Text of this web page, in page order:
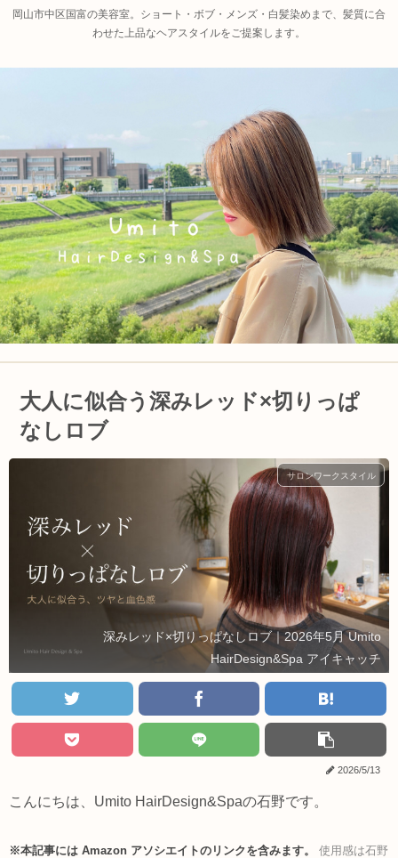
岡山市中区国富の美容室。ショート・ボブ・メンズ・白髪染めまで、髪質に合
わせた上品なヘアスタイルをご提案します。
大人に似合う深みレッド×切りっぱ
なしロブ
サロンワークスタイル
深みレッド×切りっぱなしロブ｜2026年5月 Umito
HairDesign&Spa アイキャッチ
2026/5/13
こんにちは、Umito HairDesign&Spaの石野です。
※本記事には Amazon アソシエイトのリンクを含みます。
使用感は石野